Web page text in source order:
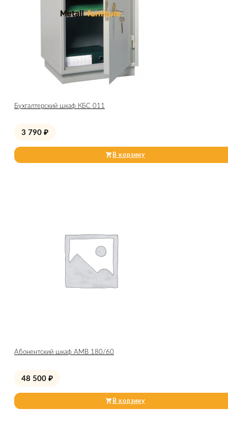
Бухгалтерский шкаф КБС 011
3 790 ₽
В корзину
Абонентский шкаф AMB 180/60
48 500 ₽
В корзину